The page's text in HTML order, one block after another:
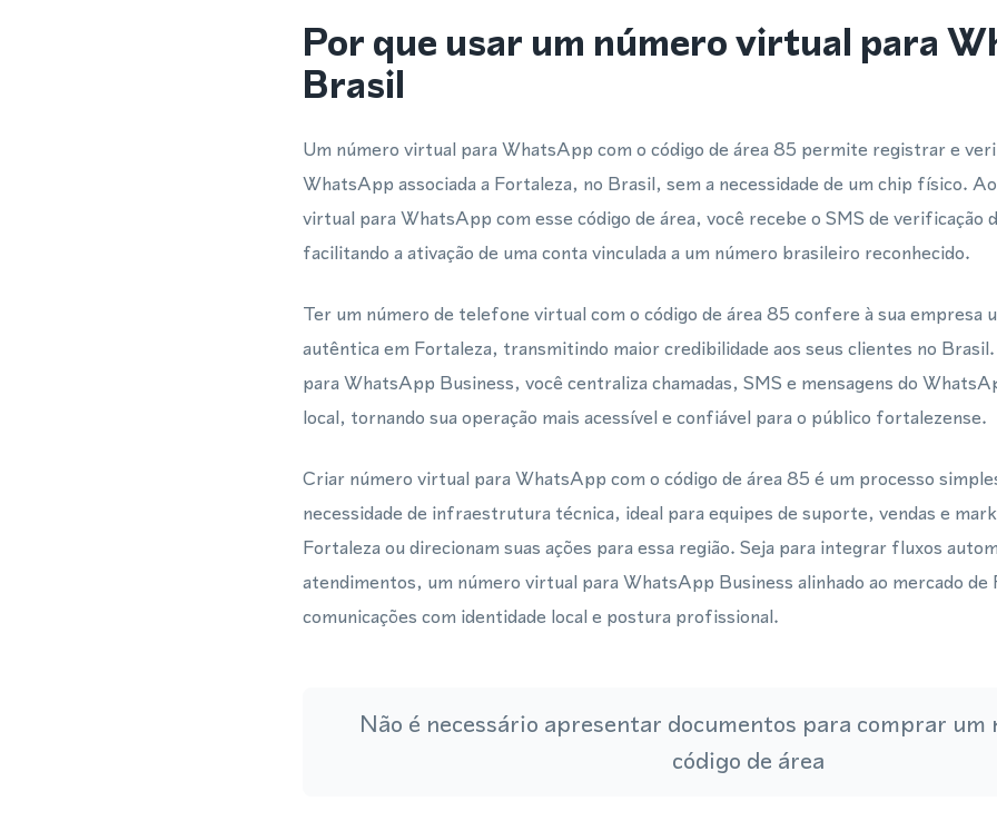
Por que usar um número virtual para
Brasil
Um número virtual para WhatsApp com o código de área 85 permite registrar e
WhatsApp associada a Fortaleza, no Brasil, sem a necessidade de um chip físico.
virtual para WhatsApp com esse código de área, você recebe o SMS de verificação
facilitando a ativação de uma conta vinculada a um número brasileiro reconhecido.
Ter um número de telefone virtual com o código de área 85 confere à sua empresa
autêntica em Fortaleza, transmitindo maior credibilidade aos seus clientes no
para WhatsApp Business, você centraliza chamadas, SMS e mensagens do
local, tornando sua operação mais acessível e confiável para o público fortalezense.
Criar número virtual para WhatsApp com o código de área 85 é um processo
necessidade de infraestrutura técnica, ideal para equipes de suporte, vendas e
Fortaleza ou direcionam suas ações para essa região. Seja para integrar fluxos
atendimentos, um número virtual para WhatsApp Business alinhado ao mercado de
comunicações com identidade local e postura profissional.
Não é necessário apresentar documentos para comprar um
código de área